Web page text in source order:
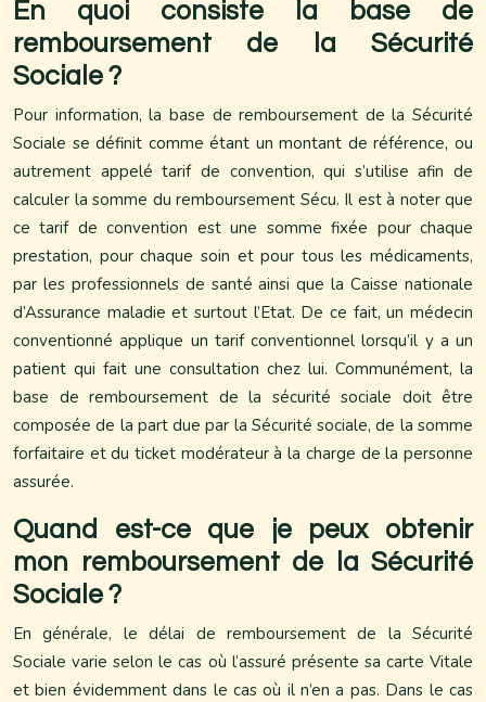
En quoi consiste la base de
remboursement de la Sécurité
Sociale ?
Pour information, la base de remboursement de la Sécurité
Sociale se définit comme étant un montant de référence, ou
autrement appelé tarif de convention, qui s’utilise afin de
calculer la somme du remboursement Sécu. Il est à noter que
ce tarif de convention est une somme fixée pour chaque
prestation, pour chaque soin et pour tous les médicaments,
par les professionnels de santé ainsi que la Caisse nationale
d’Assurance maladie et surtout l’Etat. De ce fait, un médecin
conventionné applique un tarif conventionnel lorsqu’il y a un
patient qui fait une consultation chez lui. Communément, la
base de remboursement de la sécurité sociale doit être
composée de la part due par la Sécurité sociale, de la somme
forfaitaire et du ticket modérateur à la charge de la personne
assurée.
Quand est-ce que je peux obtenir
mon remboursement de la Sécurité
Sociale ?
En générale, le délai de remboursement de la Sécurité
Sociale varie selon le cas où l’assuré présente sa carte Vitale
et bien évidemment dans le cas où il n’en a pas. Dans le cas